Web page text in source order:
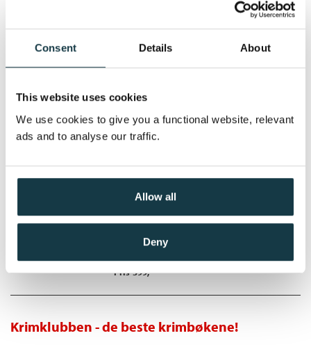
Consent Details About
This website uses cookies
We use cookies to give you a functional website, relevant
ads and to analyse our traffic.
Allow all
Deny
Sarah Jio
Nedlastbar lydbok
Kjærlighetens ansikt
Sarah Jio
Nedlastbar lydbok
Pris 399,–
Krimklubben - de beste krimbøkene!